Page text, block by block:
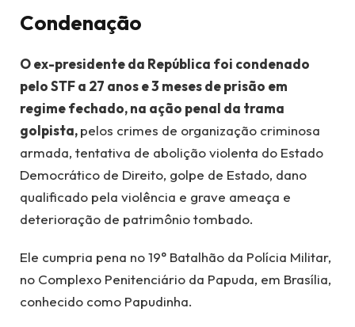
Condenação
O ex-presidente da República foi condenado
pelo STF a 27 anos e 3 meses de prisão em
regime fechado, na ação penal da trama
golpista,pelos crimes de organização criminosa
armada, tentativa de abolição violenta do Estado
Democrático de Direito, golpe de Estado, dano
qualificado pela violência e grave ameaça e
deterioração de patrimônio tombado.
Ele cumpria pena no 19° Batalhão da Polícia Militar,
no Complexo Penitenciário da Papuda, em Brasília,
conhecido como Papudinha.